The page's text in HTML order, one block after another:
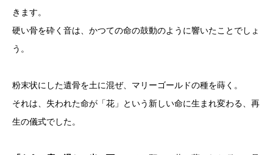
きます。
硬い骨を砕く音は、かつての命の鼓動のように響いたことでしょ
う。
粉末状にした遺骨を土に混ぜ、マリーゴールドの種を蒔く。
それは、失われた命が「花」という新しい命に生まれ変わる、再
生の儀式でした。